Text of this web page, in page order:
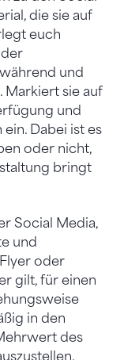
die sie auf
euch
und
Markiert sie auf
und
Dabei ist es
oder nicht,
bringt
Social Media,
und
oder
gilt, für einen
in den
des